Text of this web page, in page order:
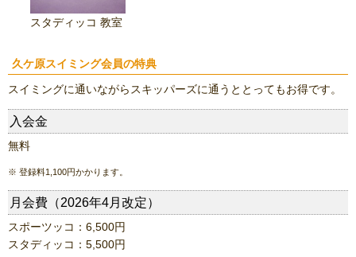
スタディッコ 教室
久ケ原スイミング会員の特典
スイミングに通いながらスキッパーズに通うととってもお得です。
入会金
無料
※ 登録料1,100円かかります。
月会費（2026年4月改定）
スポーツッコ：6,500円
スタディッコ：5,500円